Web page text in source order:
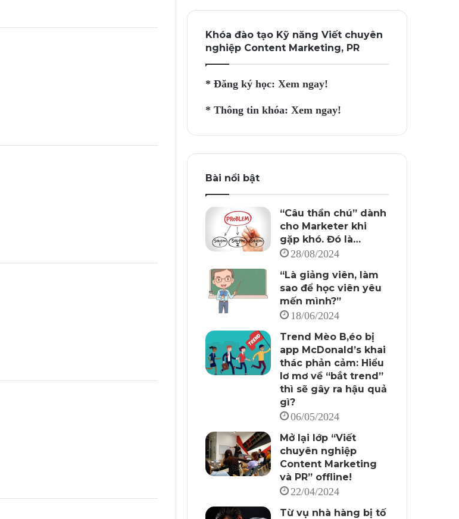
Khóa đào tạo Kỹ năng Viết chuyên
nghiệp Content Marketing, PR
* Đăng ký học:Xem ngay!
* Thông tin khóa:Xem ngay!
Bài nổi bật
“Câu thần chú” dành
cho Marketer khi
gặp khó. Đó là…
28/08/2024
“Là giảng viên, làm
sao để học viên yêu
mến mình?”
18/06/2024
Trend Mèo B,éo bị
app McDonald’s khai
thác phản cảm: Hiểu
lơ mơ về “bắt trend”
thì sẽ gây ra hậu quả
gì?
06/05/2024
Mở lại lớp “Viết
chuyên nghiệp
Content Marketing
và PR” offline!
22/04/2024
Từ vụ nhà hàng bị tố